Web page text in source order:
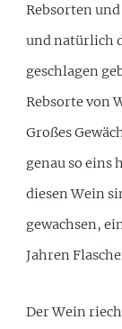
Rebsorten
und natürlich
geschlagen
Rebsorte von
Großes
genau so eins
diesen Wein
gewachsen,
Jahren
Der Wein